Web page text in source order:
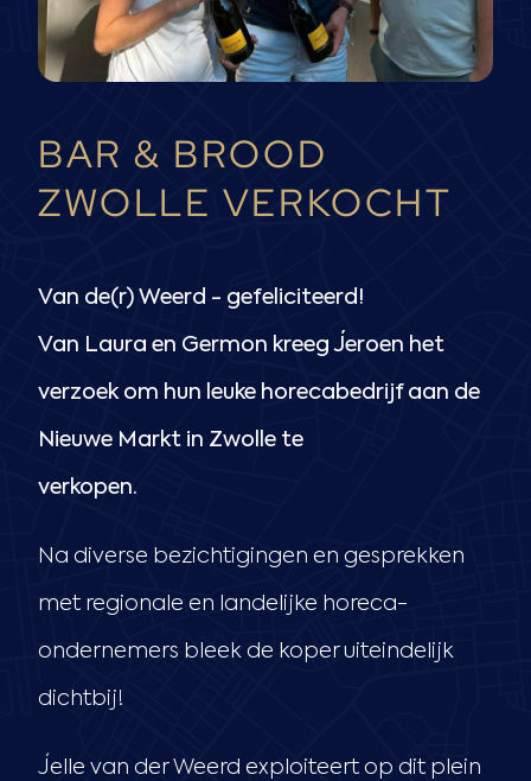
BAR & BROOD
ZWOLLE VERKOCHT
Van de(r) Weerd - gefeliciteerd!
Van Laura en Germon kreeg Jeroen het
verzoek om hun leuke horecabedrijf aan de
Nieuwe Markt in Zwolle te
verkopen.
Na diverse bezichtigingen en gesprekken
met regionale en landelijke horeca-
ondernemers bleek de koper uiteindelijk
dichtbij!
Jelle van der Weerd exploiteert op dit plein